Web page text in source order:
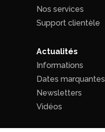
Nos services
Support clientèle
Actualités
Informations
Dates marquantes
Newsletters
Vidéos